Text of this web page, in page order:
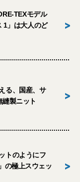
TEXモデル
1」は大人のど
>
る、国産、サ
縫製ニット
>
トのようにフ
の極上スウェッ
>